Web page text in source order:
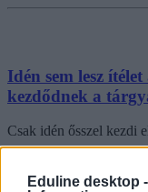
Eduline desktop -
Idén sem lesz
kezdődnek a
Csak idén ősszel kezdi
Eduline